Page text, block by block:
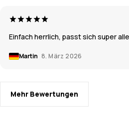
Einfach herrlich, passt sich super
Martin 8. März 2026
Mehr Bewertungen